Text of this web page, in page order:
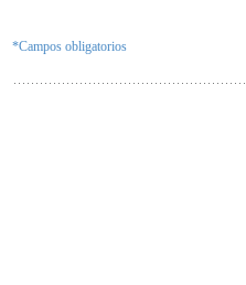
*Campos obligatorios